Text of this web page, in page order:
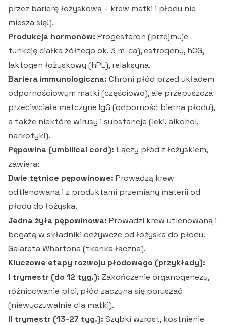
przez barierę łożyskową – krew matki i płodu nie
miesza się!).
Produkcja hormonów: Progesteron (przejmuje
funkcję ciałka żółtego ok. 3 m-ca), estrogeny, hCG,
laktogen łożyskowy (hPL), relaksyna.
Bariera immunologiczna: Chroni płód przed układem
odpornościowym matki (częściowo), ale przepuszcza
przeciwciała matczyne IgG (odporność bierna płodu),
a także niektóre wirusy i substancje (leki, alkohol,
narkotyki).
Pępowina (umbilical cord): Łączy płód z łożyskiem,
zawiera:
Dwie tętnice pępowinowe: Prowadzą krew
odtlenowaną i z produktami przemiany materii od
płodu do łożyska.
Jedna żyła pępowinowa: Prowadzi krew utlenowaną i
bogatą w składniki odżywcze od łożyska do płodu.
Galareta Whartona (tkanka łączna).
Kluczowe etapy rozwoju płodowego (przykłady):
I trymestr (do 12 tyg.): Zakończenie organogenezy,
różnicowanie płci, płód zaczyna się poruszać
(niewyczuwalnie dla matki).
II trymestr (13-27 tyg.): Szybki wzrost, kostnienie